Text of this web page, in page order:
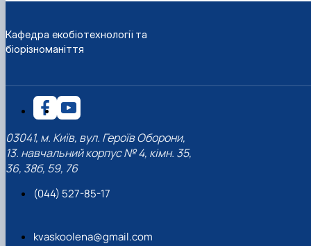
Кафедра екобіотехнології та
біорізноманіття
03041, м. Київ, вул. Героїв Оборони,
13. навчальний корпус № 4, кімн. 35,
36, 38б, 59, 76
(044) 527-85-17
kvaskoolena@gmail.com